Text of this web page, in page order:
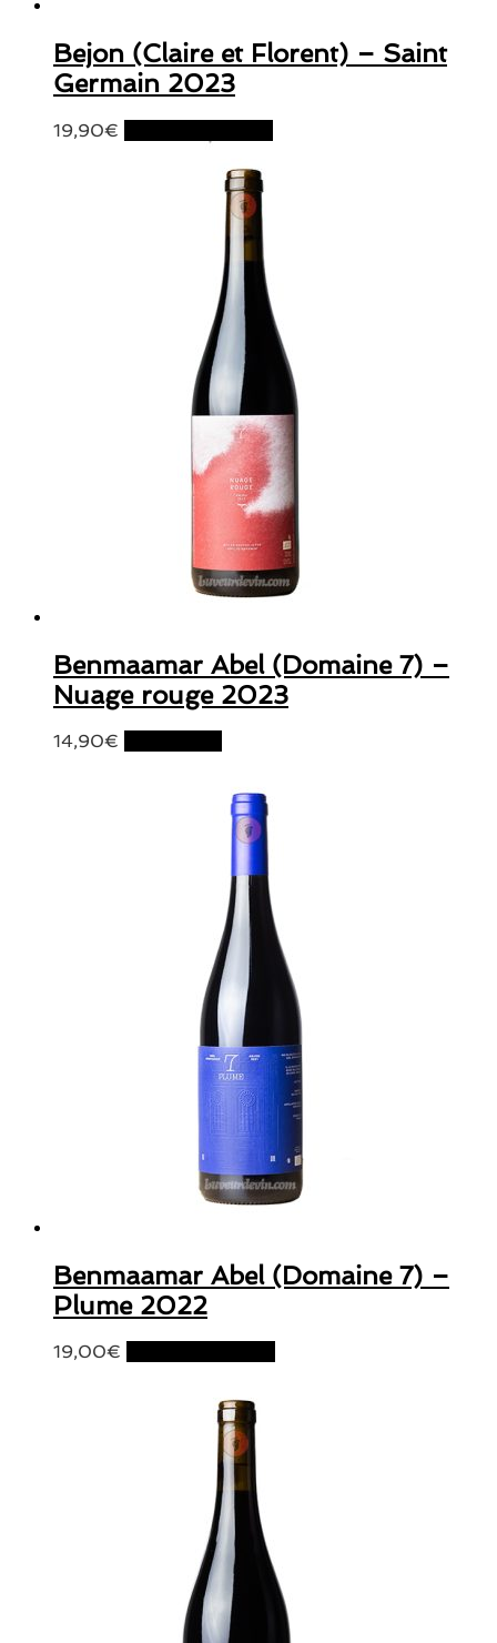
Bejon (Claire et Florent) – Saint
Germain 2023
19,90€
Benmaamar Abel (Domaine 7) –
Nuage rouge 2023
14,90€
Benmaamar Abel (Domaine 7) –
Plume 2022
19,00€